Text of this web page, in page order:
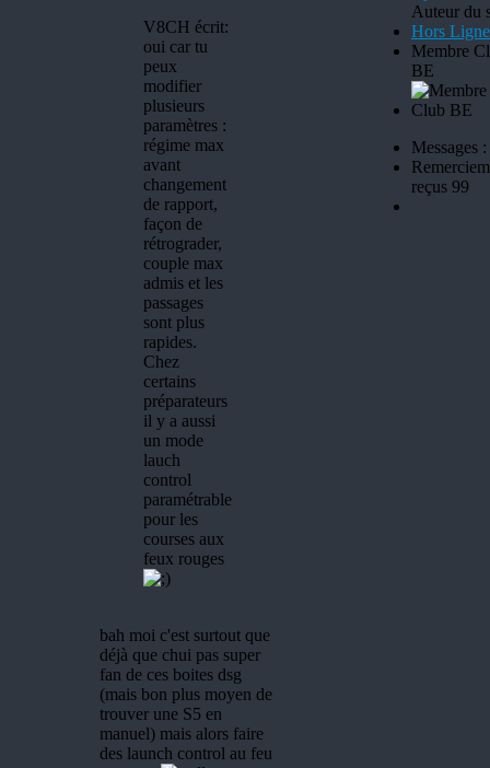
V8CH écrit:
oui car tu
peux
modifier
plusieurs
paramètres :
régime max
avant
changement
de rapport,
façon de
rétrograder,
couple max
admis et les
passages
sont plus
rapides.
Chez
certains
préparateurs
il y a aussi
un mode
lauch
control
paramétrable
pour les
courses aux
feux rouges
bah moi c'est surtout que
déjà que chui pas super
fan de ces boites dsg
(mais bon plus moyen de
trouver une S5 en
manuel) mais alors faire
des launch control au feu
Auteur du
Hors Ligne
Membre
BE
Messages
reçus 99